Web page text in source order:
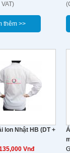
thêm >>
lon Nhật HB (DT +
Vnđ